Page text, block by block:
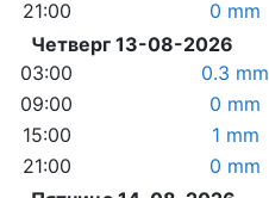
21:00
0 mm
Четверг 13-08-2026
03:00
0.3 mm
09:00
0 mm
15:00
1 mm
21:00
0 mm